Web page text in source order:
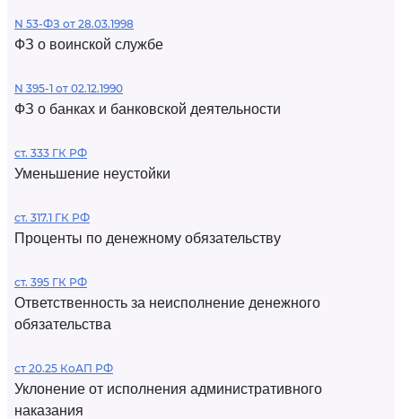
N 53-ФЗ от 28.03.1998
ФЗ о воинской службе
N 395-1 от 02.12.1990
ФЗ о банках и банковской деятельности
ст. 333 ГК РФ
Уменьшение неустойки
ст. 317.1 ГК РФ
Проценты по денежному обязательству
ст. 395 ГК РФ
Ответственность за неисполнение денежного
обязательства
ст 20.25 КоАП РФ
Уклонение от исполнения административного
наказания